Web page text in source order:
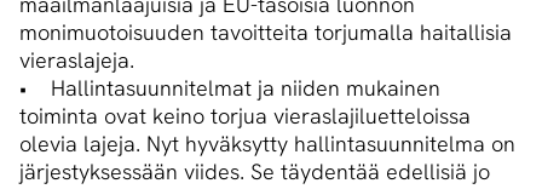
monimuotoisuuden tavoitteita torjumalla haitallisia
vieraslajeja.
• Hallintasuunnitelmat ja niiden mukainen
toiminta ovat keino torjua vieraslajiluetteloissa
olevia lajeja. Nyt hyväksytty hallintasuunnitelma on
järjestyksessään viides. Se täydentää edellisiä jo